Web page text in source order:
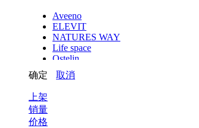
Aveeno
ELEVIT
NATURES WAY
Life space
Ostelin
COMVITA
EGO
确定 取消
上架
销量
价格